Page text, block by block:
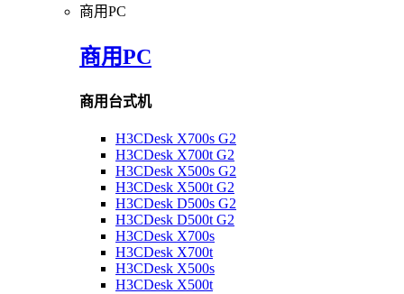
商用PC
商用PC
商用台式机
H3CDesk X700s G2
H3CDesk X700t G2
H3CDesk X500s G2
H3CDesk X500t G2
H3CDesk D500s G2
H3CDesk D500t G2
H3CDesk X700s
H3CDesk X700t
H3CDesk X500s
H3CDesk X500t